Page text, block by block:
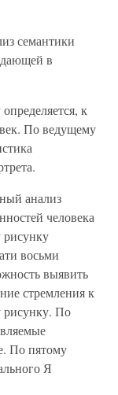
семантики
в
к
По ведущему
анализ
человека
восьми
выявить
стремления к
рисунку. По
По пятому
Я